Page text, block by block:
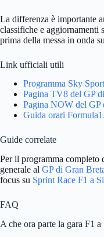
La differenza è importante
classifiche e aggiornamenti
prima della messa in onda
Link ufficiali utili
Programma Sky
Pagina TV8 del GP
Pagina NOW del GP
Guida orari
Guide correlate
Per il programma completo
generale al GP di Gran
focus su Sprint Race F1 a
FAQ
A che ora parte la gara F1 a